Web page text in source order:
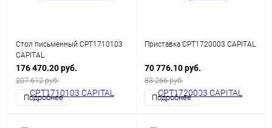
Стол письменный CPT1710103
CAPITAL
176 470.20 руб.
207 612 руб.
Подробнее
Приставка CPT1720003 CAPITAL
70 776.10 руб.
83 266 руб.
Подробнее